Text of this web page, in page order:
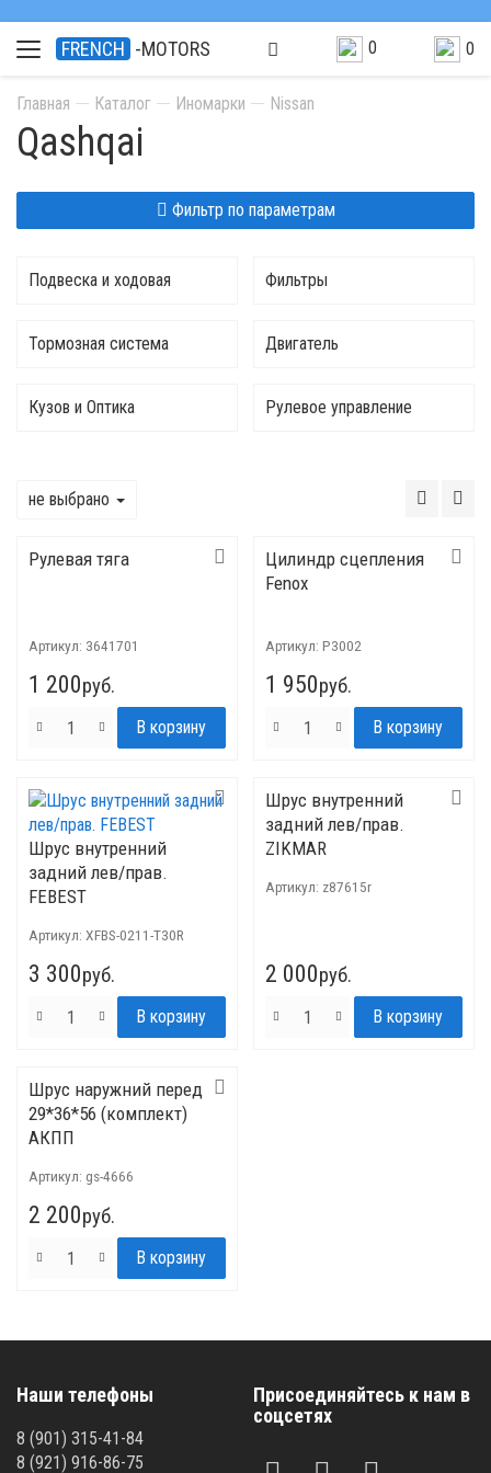
FRENCH -MOTORS 0 0
Главная Каталог Иномарки Nissan
Qashqai
Фильтр по параметрам
Подвеска и ходовая Фильтры
Тормозная система Двигатель
Кузов и Оптика Рулевое управление
не выбрано
Рулевая тяга
Артикул: 3641701
1 200руб.
Цилиндр сцепления
Fenox
Артикул: P3002
1 950руб.
Шрус внутренний
задний лев/прав.
FEBEST
Артикул: XFBS-0211-T30R
3 300руб.
Шрус внутренний
задний лев/прав.
ZIKMAR
Артикул: z87615r
2 000руб.
Шрус наружний перед
29*36*56 (комплект)
АКПП
Артикул: gs-4666
2 200руб.
Наши телефоны
8 (901) 315-41-84
8 (921) 916-86-75
Присоединяйтесь к нам в
соцсетях